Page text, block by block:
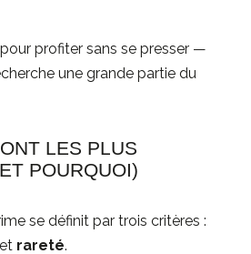
profiter sans se presser —
une grande partie du
LES PLUS
POURQUOI)
se définit par trois critères :
et rareté.